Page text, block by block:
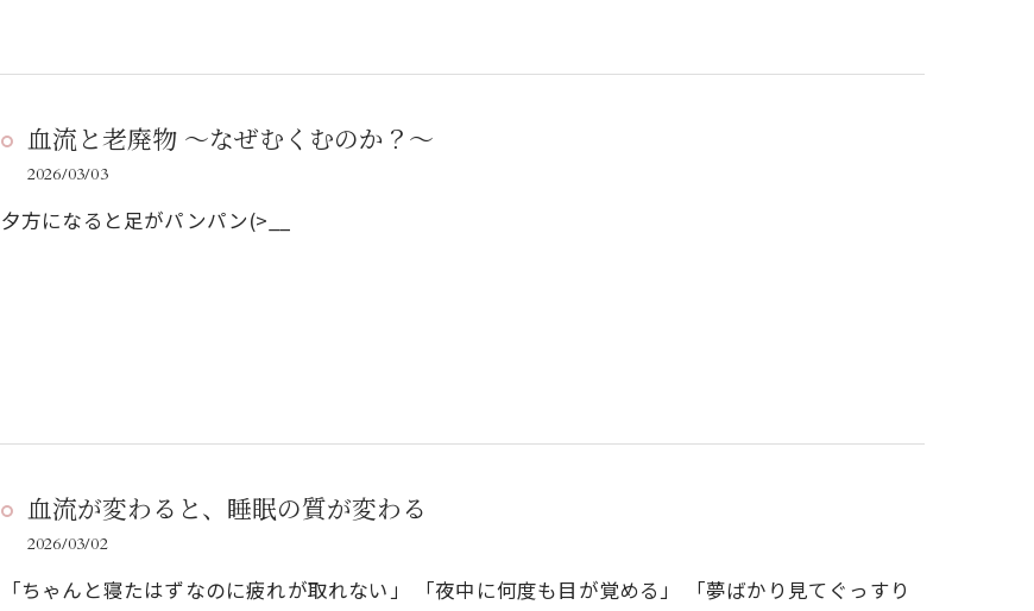
血流と老廃物 〜なぜむくむのか？〜
2026/03/03
夕方になると足がパンパン(>__
血流が変わると、睡眠の質が変わる
2026/03/02
「ちゃんと寝たはずなのに疲れが取れない」 「夜中に何度も目が覚める」 「夢ばかり見てぐっすり